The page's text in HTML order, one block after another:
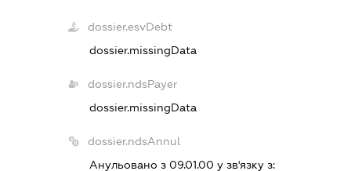
dossier.esvDebt
dossier.missingData
dossier.ndsPayer
dossier.missingData
dossier.ndsAnnul
Анульовано з 09.01.00 у зв'язку з: